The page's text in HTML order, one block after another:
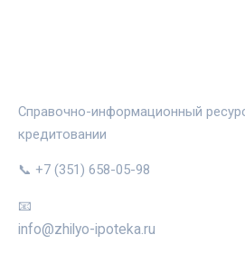
Справочно-информационный
кредитовании
📞 +7 (351) 658-05-98
📧
info@zhilyo-ipoteka.ru